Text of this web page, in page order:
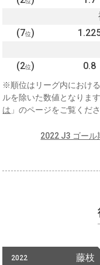
(7位)
(2位) 0.8
※順位はリーグ内におけ
ルを除いた数値となりま
は 」のページをご覧くださ
2022 J3 ゴール
2022 藤枝